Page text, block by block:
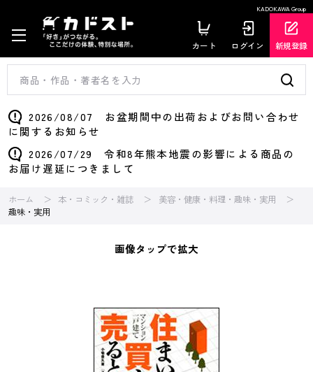
KADOKAWA Group
カート ログイン 新規登録
2026/08/07 お盆期間中の出荷およびお問い合わせ
に関するお知らせ
2026/07/29 令和8年熊本地震の影響による商品の
お届け遅延につきまして
ホーム 本・コミック・雑誌
美容・健康・料理・趣味・実用
趣味・実用
画像タップで拡大